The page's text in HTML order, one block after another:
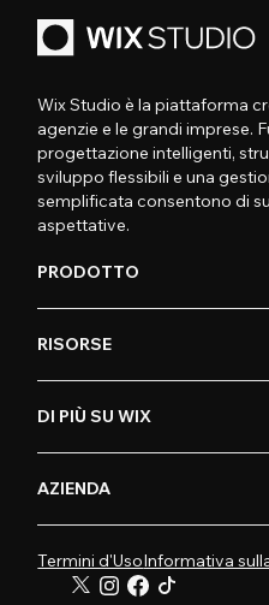
Wix Studio è la piattaforma
agenzie e le grandi imprese.
progettazione intelligenti,
sviluppo flessibili e una
semplificata consentono di
aspettative.
PRODOTTO
RISORSE
DI PIÙ SU WIX
AZIENDA
Termini d'UsoInformativa